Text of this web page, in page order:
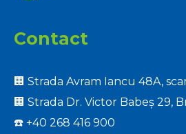
Contact
🏢 Strada Avram Iancu 48A,
🏢 Strada Dr. Victor Babeș 29,
☎️ +40 268 416 900